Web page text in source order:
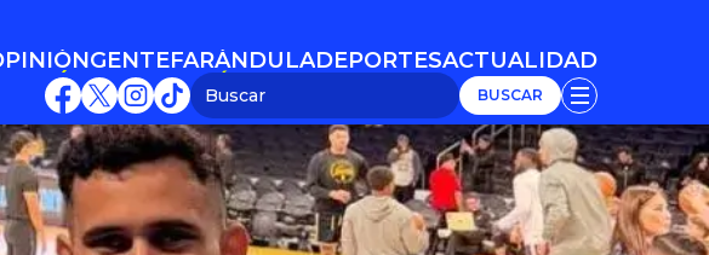
OPINIÓN
GENTE
GENTE
FARÁNDULA
FARÁNDULA
DEPORTESACTUALIDAD
ACTUALIDAD